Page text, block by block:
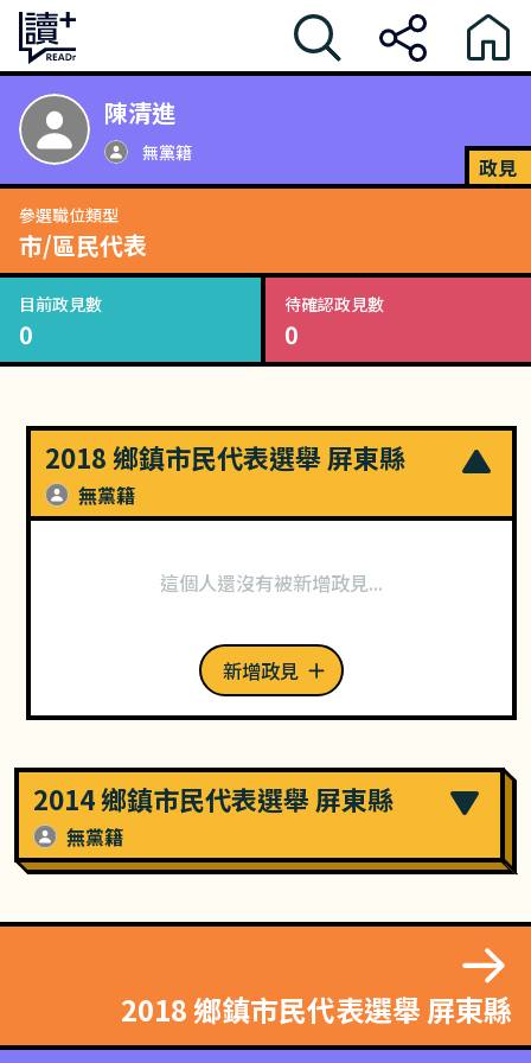
陳清進
無黨籍
政見
參選職位類型
市/區民代表
目前政見數
0
待確認政見數
0
2018 鄉鎮市民代表選舉 屏東縣
無黨籍
這個人還沒有被新增政見...
新增政見
2014 鄉鎮市民代表選舉 屏東縣
無黨籍
2018 鄉鎮市民代表選舉 屏東縣